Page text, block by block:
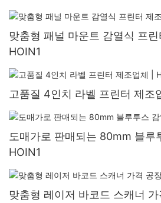
맞춤형 패널 마운트 감열식 프린
HOIN1
고품질 4인치 라벨 프린터 제조
도매가로 판매되는 80mm 블루
HOIN1
맞춤형 레이저 바코드 스캐너 가